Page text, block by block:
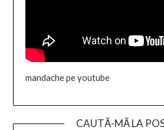
mandache pe youtube
CAUTĂ-MĂ LA